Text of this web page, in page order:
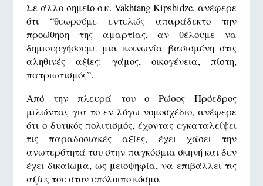
Σε άλλο σημείο ο κ. Vakhtang Kipshidze, ανέφερε
ότι “θεωρούμε εντελώς απαράδεκτο την
προώθηση της αμαρτίας, αν θέλουμε να
δημιουργήσουμε μια κοινωνία βασισμένη στις
αληθινές αξίες: γάμος, οικογένεια, πίστη,
πατριωτισμός”.
Από την πλευρά του ο Ρώσος Πρόεδρος
μιλώντας για το εν λόγω νομοσχέδιο, ανέφερε
ότι ο δυτικός πολιτισμός, έχοντας εγκαταλείψει
τις παραδοσιακές αξίες, έχει χάσει την
ανωτερότητά του στην παγκόσμια σκηνή και δεν
έχει δικαίωμα, ως μειοψηφία, να επιβάλλει τις
αξίες του στον υπόλοιπο κόσμο.